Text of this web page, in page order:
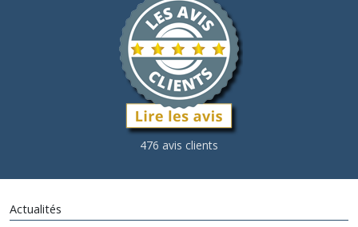
476 avis clients
Actualités